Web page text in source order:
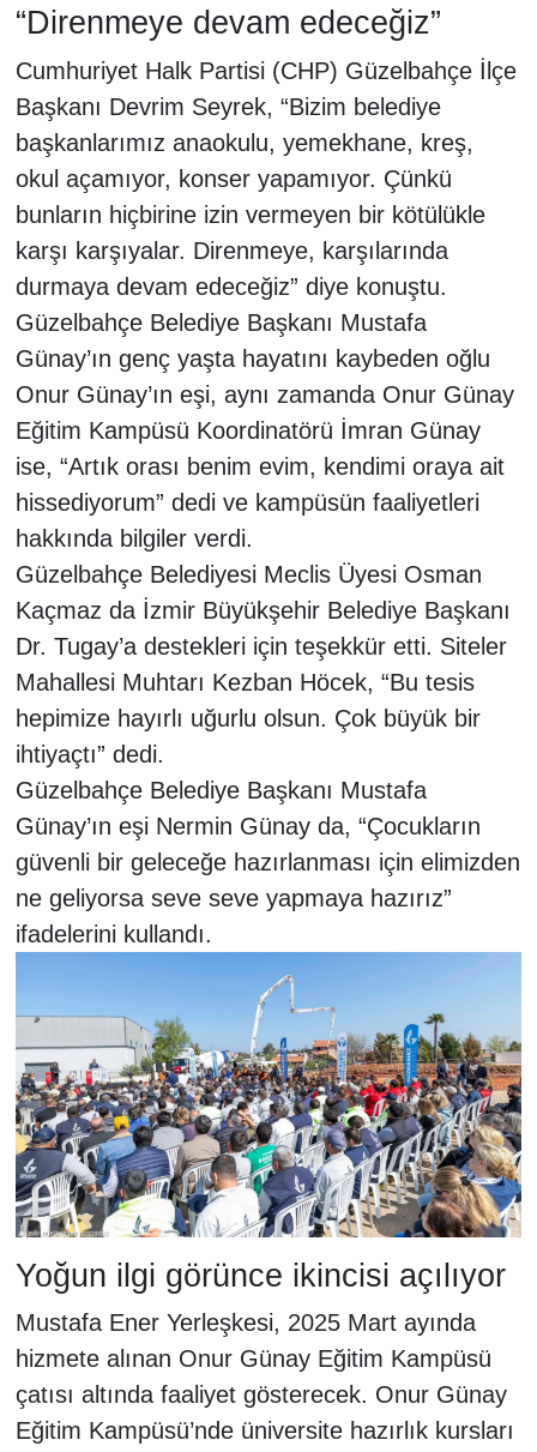
“Direnmeye devam edeceğiz”
Cumhuriyet Halk Partisi (CHP) Güzelbahçe İlçe
Başkanı Devrim Seyrek, “Bizim belediye
başkanlarımız anaokulu, yemekhane, kreş,
okul açamıyor, konser yapamıyor. Çünkü
bunların hiçbirine izin vermeyen bir kötülükle
karşı karşıyalar. Direnmeye, karşılarında
durmaya devam edeceğiz” diye konuştu.
Güzelbahçe Belediye Başkanı Mustafa
Günay’ın genç yaşta hayatını kaybeden oğlu
Onur Günay’ın eşi, aynı zamanda Onur Günay
Eğitim Kampüsü Koordinatörü İmran Günay
ise, “Artık orası benim evim, kendimi oraya ait
hissediyorum” dedi ve kampüsün faaliyetleri
hakkında bilgiler verdi.
Güzelbahçe Belediyesi Meclis Üyesi Osman
Kaçmaz da İzmir Büyükşehir Belediye Başkanı
Dr. Tugay’a destekleri için teşekkür etti. Siteler
Mahallesi Muhtarı Kezban Höcek, “Bu tesis
hepimize hayırlı uğurlu olsun. Çok büyük bir
ihtiyaçtı” dedi.
Güzelbahçe Belediye Başkanı Mustafa
Günay’ın eşi Nermin Günay da, “Çocukların
güvenli bir geleceğe hazırlanması için elimizden
ne geliyorsa seve seve yapmaya hazırız”
ifadelerini kullandı.
Yoğun ilgi görünce ikincisi açılıyor
Mustafa Ener Yerleşkesi, 2025 Mart ayında
hizmete alınan Onur Günay Eğitim Kampüsü
çatısı altında faaliyet gösterecek. Onur Günay
Eğitim Kampüsü’nde üniversite hazırlık kursları